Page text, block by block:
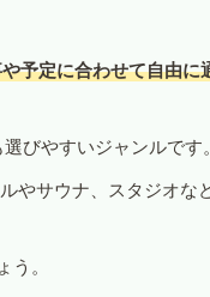
予定に合わせて自由に
びやすいジャンルです。
やサウナ、スタジオな
。